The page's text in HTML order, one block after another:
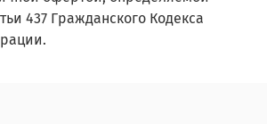
437 Гражданского Кодекса